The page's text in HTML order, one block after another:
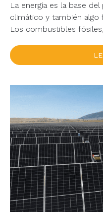
La energía es la base
climático y también algo
Los combustibles